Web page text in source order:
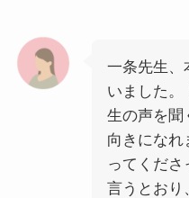
一条先生、
いました。
生の声を聞
向きになれ
ってくだ
言うとおり